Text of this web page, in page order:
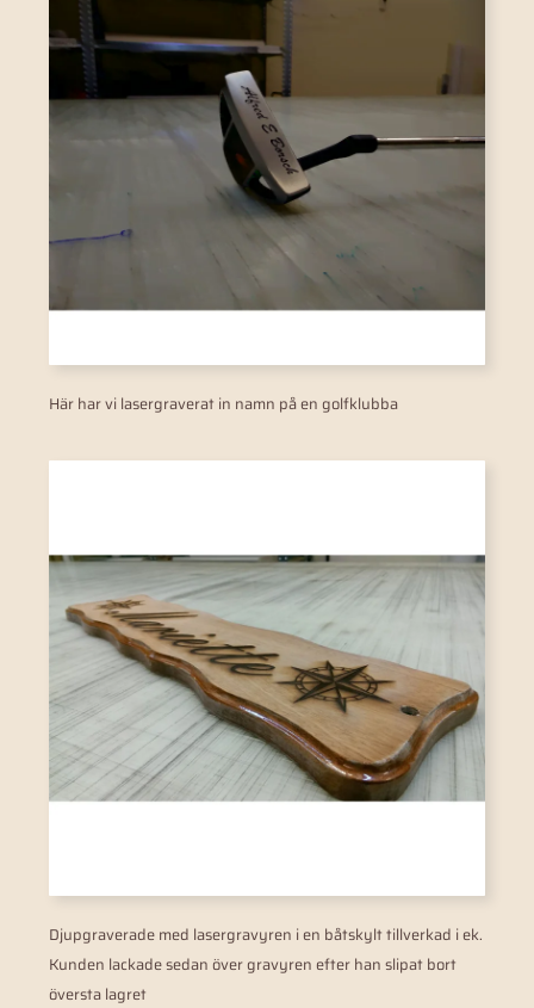
Här har vi lasergraverat in namn på en golfklubba
Djupgraverade med lasergravyren i en båtskylt tillverkad i ek.
Kunden lackade sedan över gravyren efter han slipat bort
översta lagret